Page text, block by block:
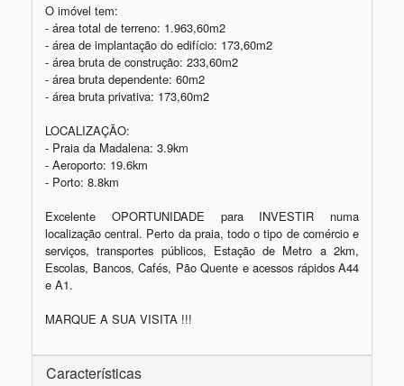
O imóvel tem:
- área total de terreno: 1.963,60m2
- área de implantação do edifício: 173,60m2
- área bruta de construção: 233,60m2
- área bruta dependente: 60m2
- área bruta privativa: 173,60m2
LOCALIZAÇÃO:
- Praia da Madalena: 3.9km
- Aeroporto: 19.6km
- Porto: 8.8km
Excelente OPORTUNIDADE para INVESTIR numa
localização central. Perto da praia, todo o tipo de comércio e
serviços, transportes públicos, Estação de Metro a 2km,
Escolas, Bancos, Cafés, Pão Quente e acessos rápidos A44
e A1.
MARQUE A SUA VISITA !!!
Características